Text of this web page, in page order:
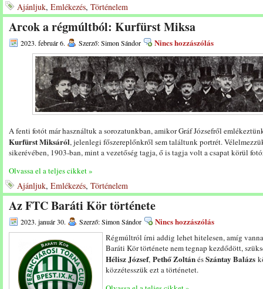
Ajánljuk, Emlékezés, Történelem
Arcok a régmúltból: Kurfürst Miksa
2023. február 6. Szerző: Simon Sándor Nincs hozzászólás
A fenti fotót már használtuk a sorozatunkban, amikor Gráf Józsefről
Kurfürst Miksáról, jelenlegi főszereplőnkről sem találtunk portrét.
sikerévében, 1903-ban, mint a vezetőség tagja, ő is tagja volt a csapat körül
Olvassa el a teljes cikket »
Ajánljuk, Emlékezés, Történelem
Az FTC Baráti Kör története
2023. január 30. Szerző: Simon Sándor Nincs hozzászólás
Régmúltról írni addig lehet hitelesen, amíg
Baráti Kör története nem tegnap kezdődött,
Hélisz József, Pethő ZoltánésSzántay Balázs
közzétesszük ezt a történetet.